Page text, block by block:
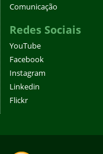
Comunicação
Redes Sociais
YouTube
Facebook
Instagram
Linkedin
Flickr